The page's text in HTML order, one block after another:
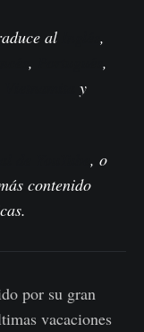
al
,
,
,
y
, o
contenido
por su gran
vacaciones